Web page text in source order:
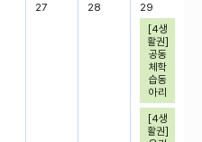
27 28
29
[4생
활권]
공동
체학
습동
아리
[4생
활권]